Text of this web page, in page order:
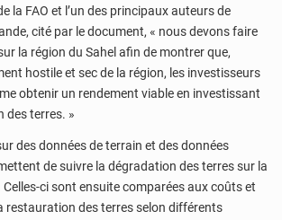
la FAO et l’un des principaux auteurs de
cité par le document, « nous devons faire
la région du Sahel afin de montrer que,
hostile et sec de la région, les investisseurs
obtenir un rendement viable en investissant
des terres. »
des données de terrain et des données
de suivre la dégradation des terres sur la
ci sont ensuite comparées aux coûts et
restauration des terres selon différents